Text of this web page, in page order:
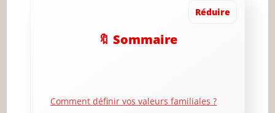
Réduire
🔖 Sommaire
Comment définir vos valeurs familiales ?